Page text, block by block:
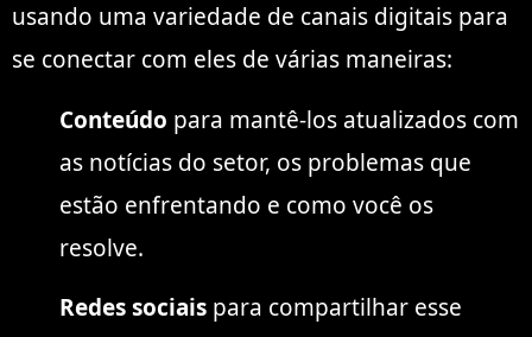
usando uma variedade de canais digitais para
se conectar com eles de várias maneiras:
Conteúdo para mantê-los atualizados com
as notícias do setor, os problemas que
estão enfrentando e como você os
resolve.
Redes sociais para compartilhar esse